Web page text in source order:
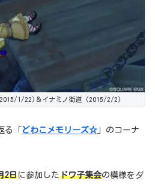
1/22)＆イナミノ街道 (2015/2/2)
「 どわこメモリーズ☆」のコーナ
2日に参加したドワ子集会の模様をダ